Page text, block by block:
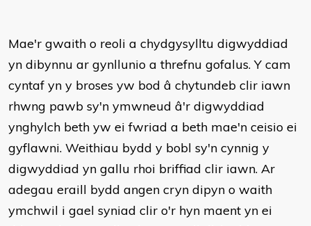
Mae'r gwaith o reoli a chydgysylltu digwyddiad
yn dibynnu ar gynllunio a threfnu gofalus. Y cam
cyntaf yn y broses yw bod â chytundeb clir iawn
rhwng pawb sy'n ymwneud â'r digwyddiad
ynghylch beth yw ei fwriad a beth mae'n ceisio ei
gyflawni. Weithiau bydd y bobl sy'n cynnig y
digwyddiad yn gallu rhoi briffiad clir iawn. Ar
adegau eraill bydd angen cryn dipyn o waith
ymchwil i gael syniad clir o'r hyn maent yn ei